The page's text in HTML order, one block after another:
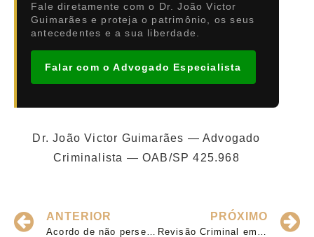
Fale diretamente com o Dr. João Victor
Guimarães e proteja o patrimônio, os seus
antecedentes e a sua liberdade.
Falar com o Advogado Especialista
Dr. João Victor Guimarães — Advogado
Criminalista — OAB/SP 425.968
ANTERIOR PRÓXIMO